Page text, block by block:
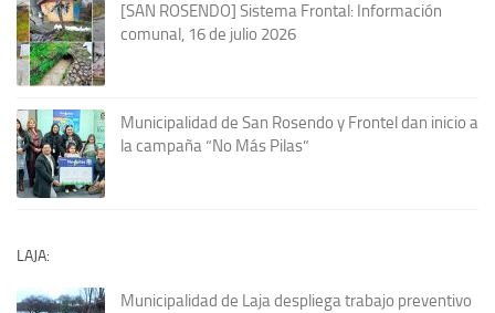
[SAN ROSENDO] Sistema Frontal: Información
comunal, 16 de julio 2026
Municipalidad de San Rosendo y Frontel dan inicio a
la campaña “No Más Pilas”
LAJA:
Municipalidad de Laja despliega trabajo preventivo